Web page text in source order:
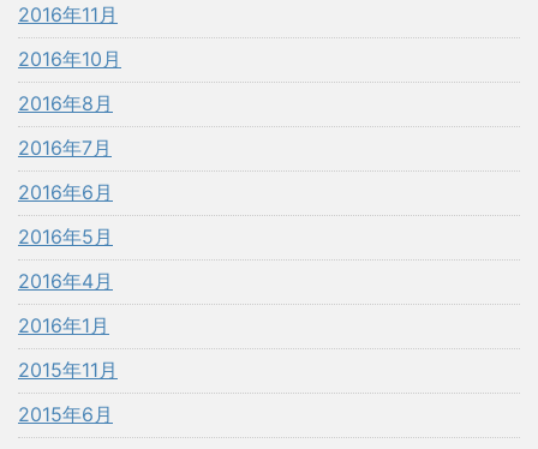
2016年11月
2016年10月
2016年8月
2016年7月
2016年6月
2016年5月
2016年4月
2016年1月
2015年11月
2015年6月